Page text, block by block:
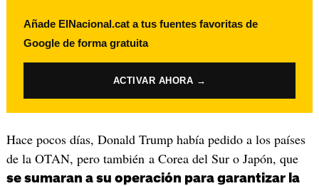
Añade ElNacional.cat a tus fuentes favoritas de
Google de forma gratuita
ACTIVAR AHORA →
Hace pocos días, Donald Trump había pedido a los países
de la OTAN, pero también a Corea del Sur o Japón, que
se sumaran a su operación para garantizar la